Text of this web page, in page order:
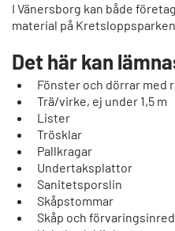
I Vänersborg kan både
material på
Det här kan
Fönster och dörrar med
Trä/virke, ej under 1,5 m
Lister
Trösklar
Pallkragar
Undertaksplattor
Sanitetsporslin
Skåpstommar
Skåp och